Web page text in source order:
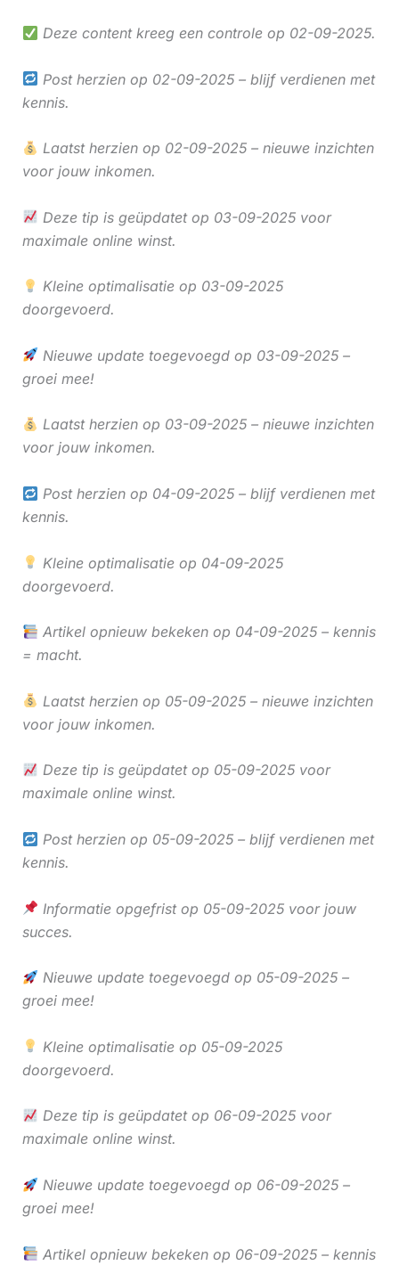
Deze content kreeg een controle op 02-09-2025.
Post herzien op 02-09-2025 – blijf verdienen met
kennis.
Laatst herzien op 02-09-2025 – nieuwe inzichten
voor jouw inkomen.
Deze tip is geüpdatet op 03-09-2025 voor
maximale online winst.
Kleine optimalisatie op 03-09-2025
doorgevoerd.
Nieuwe update toegevoegd op 03-09-2025 –
groei mee!
Laatst herzien op 03-09-2025 – nieuwe inzichten
voor jouw inkomen.
Post herzien op 04-09-2025 – blijf verdienen met
kennis.
Kleine optimalisatie op 04-09-2025
doorgevoerd.
Artikel opnieuw bekeken op 04-09-2025 – kennis
= macht.
Laatst herzien op 05-09-2025 – nieuwe inzichten
voor jouw inkomen.
Deze tip is geüpdatet op 05-09-2025 voor
maximale online winst.
Post herzien op 05-09-2025 – blijf verdienen met
kennis.
Informatie opgefrist op 05-09-2025 voor jouw
succes.
Nieuwe update toegevoegd op 05-09-2025 –
groei mee!
Kleine optimalisatie op 05-09-2025
doorgevoerd.
Deze tip is geüpdatet op 06-09-2025 voor
maximale online winst.
Nieuwe update toegevoegd op 06-09-2025 –
groei mee!
Artikel opnieuw bekeken op 06-09-2025 – kennis